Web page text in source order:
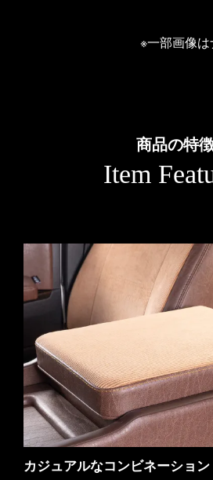
※一部画像は
商品の特
Item
カジュアルなコンビネーション